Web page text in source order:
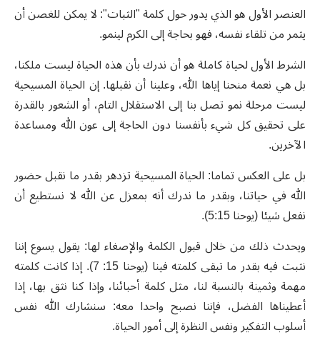
العنصر الأول هو الذي يدور حول كلمة "الثبات": لا يمكن للغصن أن
يثمر من تلقاء نفسه، فهو بحاجة إلى الكرم لينمو.
الشرط الأول لحياة كاملة هو أن ندرك بأن هذه الحياة ليست ملكنا،
بل هي نعمة منحنا إياها الله، وعلينا أن نقبلها. إن الحياة المسيحية
ليست مرحلة نمو تصل بنا إلى الاستقلال التام، أو الشعور بالقدرة
على تحقيق كل شيء بأنفسنا دون الحاجة إلى عون الله ومساعدة
الآخرين.
بل على العكس تماما: الحياة المسيحية تزدهر بقدر ما نقبل حضور
الله في حياتنا، وبقدر ما ندرك أنه بمعزل عن الله لا نستطيع أن
نفعل شيئا (يوحنا 5:15).
ويحدث ذلك من خلال قبول الكلمة والإصغاء لها: يقول يسوع إننا
نثبت فيه بقدر ما تبقى كلمته فينا (يوحنا 15: 7). إذا كانت كلمته
مهمة وثمينة بالنسبة لنا، مثل كلمة أحبائنا، وإذا كنا نثق بها، إذا
أعطيناها الفضل، فإننا نصبح واحدا معه: سنشارك الله نفس
أسلوب التفكير ونفس النظرة إلى أمور الحياة.